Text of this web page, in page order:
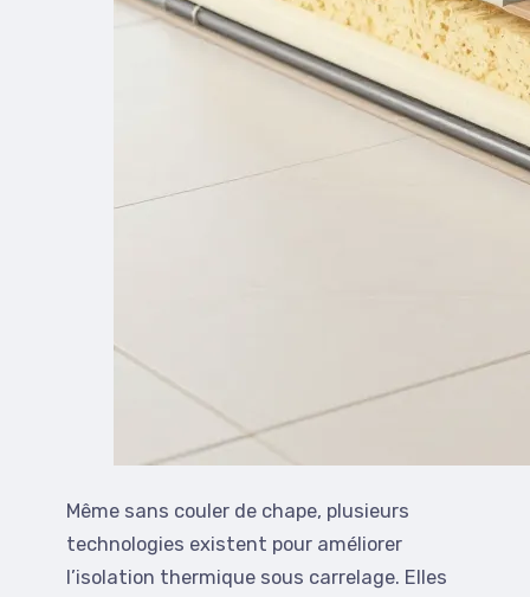
Même sans couler de chape, plusieurs
technologies existent pour améliorer
l’isolation thermique sous carrelage. Elles